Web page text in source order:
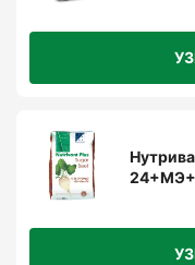
устойчивость к
Быстрое
внесению.
Улучшение